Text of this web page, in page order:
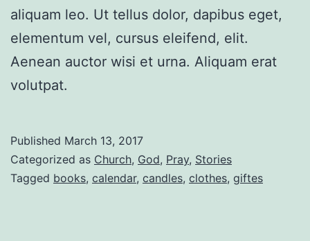
aliquam leo. Ut tellus dolor, dapibus eget,
elementum vel, cursus eleifend, elit.
Aenean auctor wisi et urna. Aliquam erat
volutpat.
Published March 13, 2017
Categorized as Church, God, Pray, Stories
Tagged books, calendar, candles, clothes, giftes